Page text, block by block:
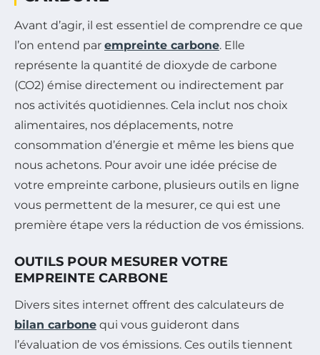
Avant d’agir, il est essentiel de comprendre ce que
l’on entend par empreinte carbone. Elle
représente la quantité de dioxyde de carbone
(CO2) émise directement ou indirectement par
nos activités quotidiennes. Cela inclut nos choix
alimentaires, nos déplacements, notre
consommation d’énergie et même les biens que
nous achetons. Pour avoir une idée précise de
votre empreinte carbone, plusieurs outils en ligne
vous permettent de la mesurer, ce qui est une
première étape vers la réduction de vos émissions.
OUTILS POUR MESURER VOTRE
EMPREINTE CARBONE
Divers sites internet offrent des calculateurs de
bilan carbone qui vous guideront dans
l’évaluation de vos émissions. Ces outils tiennent